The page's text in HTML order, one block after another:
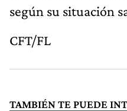
según su situación
CFT/FL
TAMBIÉN TE PUEDE